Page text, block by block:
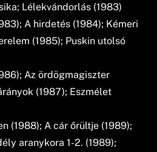
Lélekvándorlás (1983)
A hirdetés (1984); Kémeri
(1985); Puskin utolsó
Az ördögmagiszter
(1987); Eszmélet
(1988); A cár őrültje (1989);
aranykora 1-2. (1989);